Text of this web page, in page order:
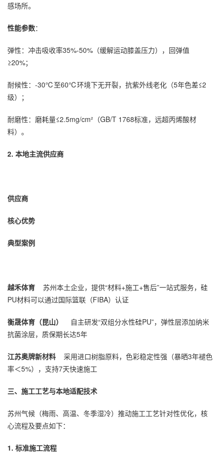
感场所。
性能参数：
弹性：冲击吸收率35%-50%（缓解运动膝盖压力），回弹值
≥20%；
耐候性：-30℃至60℃环境下无开裂，抗紫外线老化（5年色差≤2
级）；
耐磨性：磨耗量≤2.5mg/cm²（GB/T 1768标准，远超丙烯酸材
料）。
2. 本地主流供应商
供应商
核心优势
典型案例
越禾体育 苏州本土企业，提供“材料+施工+售后”一站式服务，硅
PU材料可以通过国际篮联（FIBA）认证
衡晟体育（昆山）
自主研发“双组分水性硅PU”，弹性层添加纳米
抗菌涂层，质保期长达5年
江苏奥牌新材料 采用进口树脂原料，色彩稳定性强（暴晒3年褪色
率＜5%），支持7天快速施工
三、施工工艺与本地适配技术
苏州气候（梅雨、高温、冬季湿冷）推动施工工艺针对性优化，核
心流程及要点如下：
1. 标准施工流程